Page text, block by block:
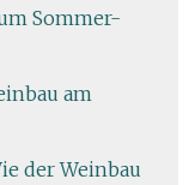
Sommer-
am
der Weinbau